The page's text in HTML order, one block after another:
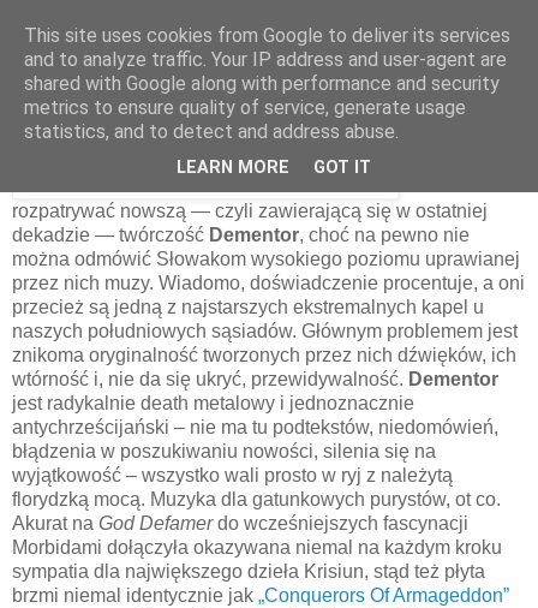
29 grudnia 2011
Dementor – God Defamer [2004]
rozpatrywać nowszą — czyli zawierającą się w ostatniej
dekadzie — twórczość Dementor, choć na pewno nie
można odmówić Słowakom wysokiego poziomu uprawianej
przez nich muzy. Wiadomo, doświadczenie procentuje, a oni
przecież są jedną z najstarszych ekstremalnych kapel u
naszych południowych sąsiadów. Głównym problemem jest
znikoma oryginalność tworzonych przez nich dźwięków, ich
wtórność i, nie da się ukryć, przewidywalność. Dementor
jest radykalnie death metalowy i jednoznacznie
antychrześcijański – nie ma tu podtekstów, niedomówień,
błądzenia w poszukiwaniu nowości, silenia się na
wyjątkowość – wszystko wali prosto w ryj z należytą
florydzką mocą. Muzyka dla gatunkowych purystów, ot co.
Akurat na God Defamerdo wcześniejszych fascynacji
Morbidami dołączyła okazywana niemal na każdym kroku
sympatia dla największego dzieła Krisiun, stąd też płyta
brzmi niemal identycznie jak „Conquerors Of Armageddon”
This site uses cookies from Google to deliver its services
and to analyze traffic. Your IP address and user-agent are
shared with Google along with performance and security
metrics to ensure quality of service, generate usage
statistics, and to detect and address abuse.
LEARN MORE GOT IT